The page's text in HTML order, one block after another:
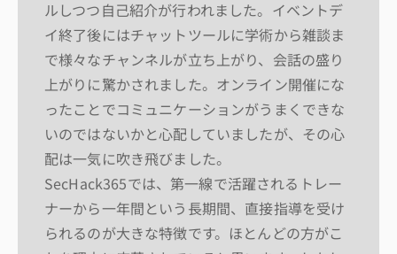
ルしつつ自己紹介が行われました。イベントデ
イ終了後にはチャットツールに学術から雑談ま
で様々なチャンネルが立ち上がり、会話の盛り
上がりに驚かされました。オンライン開催にな
ったことでコミュニケーションがうまくできな
いのではないかと心配していましたが、その心
配は一気に吹き飛びました。
SecHack365では、第一線で活躍されるトレー
ナーから一年間という長期間、直接指導を受け
られるのが大きな特徴です。ほとんどの方がこ